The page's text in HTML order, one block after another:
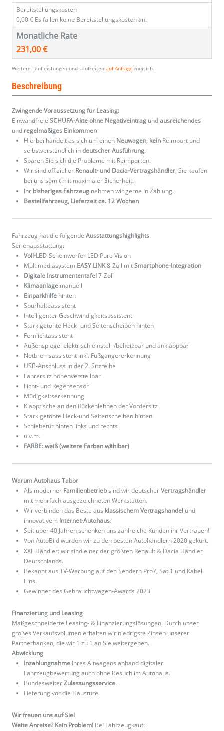
Bereitstellungskosten
0,00 € Es fallen keine Bereitstellungskosten an.
Monatliche Rate
231,00 €
Weitere Laufleistungen und Laufzeiten auf Anfrage möglich.
Beschreibung
Zwingende Voraussetzung für Leasing:
Einwandfreie SCHUFA-Akte ohne Negativeintrag undausreichendes
und regelmäßiges Einkommen
Hierbei handelt es sich um einen Neuwagen, kein Reimport und
selbstverständlich indeutscher Ausführung.
Sparen Sie sich die Probleme mit Reimporten.
Wir sind offizieller Renault- und Dacia-Vertragshändler, Sie kaufen
bei uns somit mit maximaler Sicherheit.
Ihr bisheriges Fahrzeug nehmen wir gerne in Zahlung.
Bestellfahrzeug, Lieferzeit ca. 12 Wochen
Fahrzeug hat die folgende Ausstattungshighlights:
Serienausstattung:
Voll-LED-Scheinwerfer LED Pure Vision
Multimediasystem EASY LINK8-Zoll mitSmartphone-Integration
Digitale Instrumententafel7-Zoll
Klimaanlage manuell
Einparkhilfe hinten
Spurhalteassistent
Intelligenter Geschwindigkeitsassistent
Stark getönte Heck- und Seitenscheiben hinten
Fernlichtassistent
Außenspiegel elektrisch einstell-/beheizbar und anklappbar
Notbremsassistent inkl. Fußgängererkennung
USB-Anschluss in der 2. Sitzreihe
Fahrersitz höhenverstellbar
Licht- und Regensensor
Müdigkeitserkennung
Klapptische an den Rückenlehnen der Vordersitz
Stark getönte Heck-und Seitenscheiben hinten
Schiebetür hinten links und rechts
u.v.m.
FARBE: weiß (weitere Farben wählbar)
Warum Autohaus Tabor
Als moderner Familienbetriebsind wir deutscherVertragshändler
mit mehrfach ausgezeichneten Werkstätten.
Wir verbinden das Beste aus klassischem Vertragshandel und
innovativem Internet-Autohaus.
Seit über 40 Jahren schenken uns zahlreiche Kunden ihr Vertrauen!
Von AutoBild wurden wir zu den besten Autohändlern 2020 gekürt.
XXL Händler: wir sind einer der größten Renault & Dacia Händler
Deutschlands.
Bekannt aus TV-Werbung auf den Sendern Pro7, Sat.1 und Kabel
Eins.
Gewinner des Gebrauchtwagen-Awards 2023.
Finanzierung und Leasing
Maßgeschneiderte Leasing- & Finanzierungslösungen. Durch unser
großes Verkaufsvolumen erhalten wir niedrigste Zinsen unserer
Partnerbanken, die wir 1 zu 1 an Sie weitergeben.
Abwicklung
Inzahlungnahme Ihres Altwagens anhand digitaler
Fahrzeugbewertung auch ohne Besuch im Autohaus.
BundesweiterZulassungsservice.
Lieferung vor die Haustüre.
Wir freuen uns auf Sie!
Weite Anreise? Kein Problem! Bei Fahrzeugkauf: